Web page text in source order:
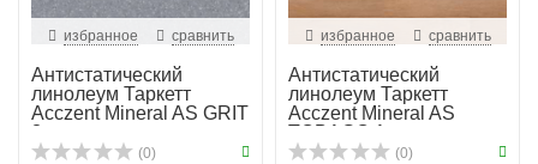
избранное сравнить
Антистатический
линолеум Таркетт
Acczent Mineral AS GRIT
3
(0)
избранное сравнить
Антистатический
линолеум Таркетт
Acczent Mineral AS
TOBAGO 1
(0)